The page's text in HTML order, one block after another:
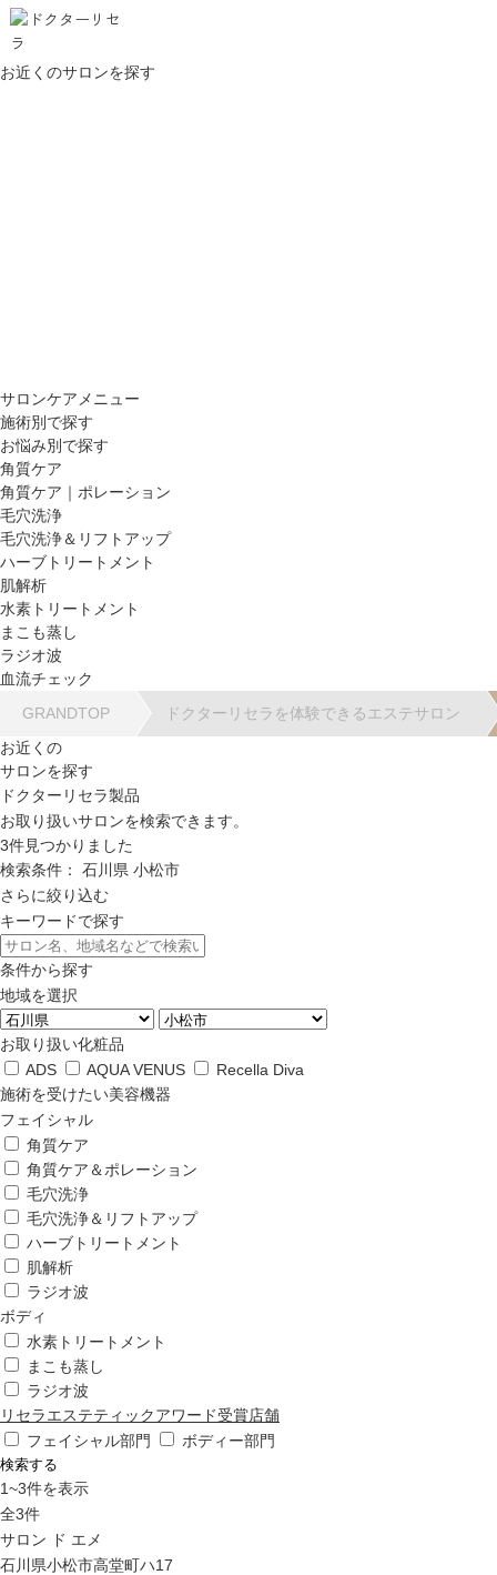
お近くのサロンを探す
サロンケアメニュー
施術別で探す
お悩み別で探す
角質ケア
角質ケア｜ポレーション
毛穴洗浄
毛穴洗浄＆リフトアップ
ハーブトリートメント
肌解析
水素トリートメント
まこも蒸し
ラジオ波
血流チェック
GRANDTOP
ドクターリセラを体験できるエステサロン
お近くの
サロンを探す
ドクターリセラ製品
お取り扱いサロンを検索できます。
3件見つかりました
検索条件：
石川県 小松市
さらに絞り込む
キーワードで探す
条件から探す
地域を選択
お取り扱い化粧品
ADS
AQUA VENUS
Recella Diva
施術を受けたい美容機器
フェイシャル
角質ケア
角質ケア＆ポレーション
毛穴洗浄
毛穴洗浄＆リフトアップ
ハーブトリートメント
肌解析
ラジオ波
ボディ
水素トリートメント
まこも蒸し
ラジオ波
リセラエステティックアワード受賞店舗
フェイシャル部門
ボディー部門
検索する
1~3件を表示
全3件
サロン ド エメ
石川県小松市高堂町ハ17